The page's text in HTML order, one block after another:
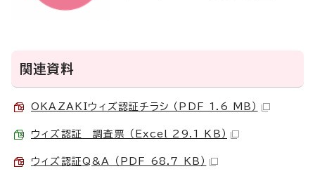
関連資料
OKAZAKIウィズ認証チラシ （PDF 1.6 MB）
ウィズ認証 調査票 （Excel 29.1 KB）
ウィズ認証Q&A （PDF 68.7 KB）